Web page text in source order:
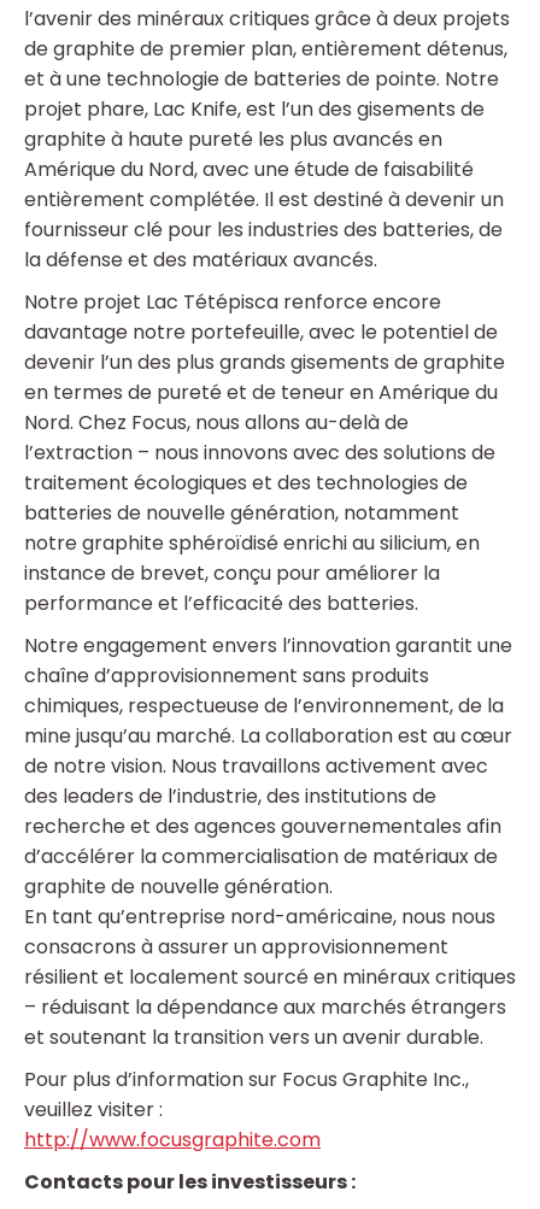
l’avenir des minéraux critiques grâce à deux projets
de graphite de premier plan, entièrement détenus,
et à une technologie de batteries de pointe. Notre
projet phare, Lac Knife, est l’un des gisements de
graphite à haute pureté les plus avancés en
Amérique du Nord, avec une étude de faisabilité
entièrement complétée. Il est destiné à devenir un
fournisseur clé pour les industries des batteries, de
la défense et des matériaux avancés.
Notre projet Lac Tétépisca renforce encore
davantage notre portefeuille, avec le potentiel de
devenir l’un des plus grands gisements de graphite
en termes de pureté et de teneur en Amérique du
Nord. Chez Focus, nous allons au-delà de
l’extraction – nous innovons avec des solutions de
traitement écologiques et des technologies de
batteries de nouvelle génération, notamment
notre graphite sphéroïdisé enrichi au silicium, en
instance de brevet, conçu pour améliorer la
performance et l’efficacité des batteries.
Notre engagement envers l’innovation garantit une
chaîne d’approvisionnement sans produits
chimiques, respectueuse de l’environnement, de la
mine jusqu’au marché. La collaboration est au cœur
de notre vision. Nous travaillons activement avec
des leaders de l’industrie, des institutions de
recherche et des agences gouvernementales afin
d’accélérer la commercialisation de matériaux de
graphite de nouvelle génération.
En tant qu’entreprise nord-américaine, nous nous
consacrons à assurer un approvisionnement
résilient et localement sourcé en minéraux critiques
– réduisant la dépendance aux marchés étrangers
et soutenant la transition vers un avenir durable.
Pour plus d’information sur Focus Graphite Inc.,
veuillez visiter :
http://www.focusgraphite.com
Contacts pour les investisseurs :